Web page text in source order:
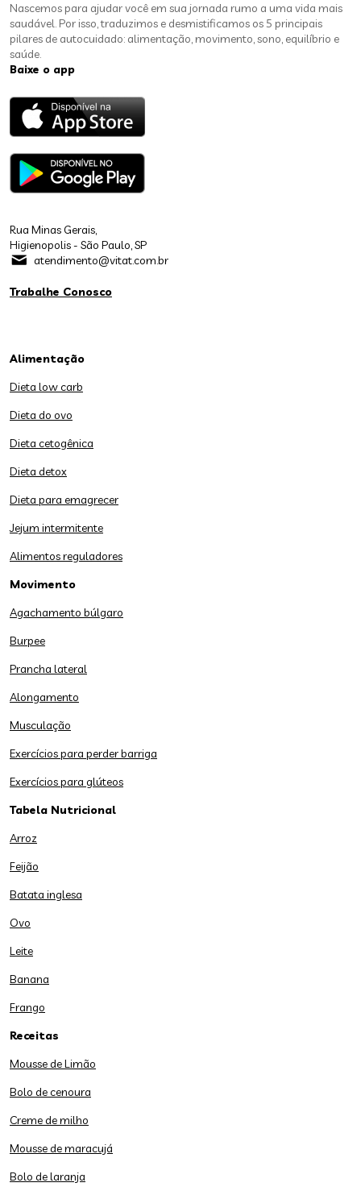
Nascemos para ajudar você em sua jornada rumo a uma vida mais
saudável. Por isso, traduzimos e desmistificamos os 5 principais
pilares de autocuidado: alimentação, movimento, sono, equilíbrio e
saúde.
Baixe o app
Rua Minas Gerais,
Higienopolis - São Paulo, SP
atendimento@vitat.com.br
Trabalhe Conosco
Alimentação
Dieta low carb
Dieta do ovo
Dieta cetogênica
Dieta detox
Dieta para emagrecer
Jejum intermitente
Alimentos reguladores
Movimento
Agachamento búlgaro
Burpee
Prancha lateral
Alongamento
Musculação
Exercícios para perder barriga
Exercícios para glúteos
Tabela Nutricional
Arroz
Feijão
Batata inglesa
Ovo
Leite
Banana
Frango
Receitas
Mousse de Limão
Bolo de cenoura
Creme de milho
Mousse de maracujá
Bolo de laranja